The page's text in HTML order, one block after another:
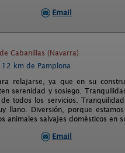
Email
de Cabanillas (Navarra)
km de Pamplona
relajarse, ya que en su
serenidad y sosiego.
todos los servicios.
llano. Diversión, porque
animales salvajes domésticos en
Email